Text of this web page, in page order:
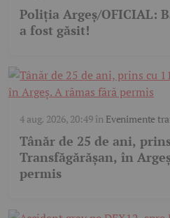
Poliția Argeș/OFICIAL:
a fost găsit!
4 aug. 2026, 20:49în Evenimente
Tânăr de 25 de ani,
Transfăgărășan, în
permis